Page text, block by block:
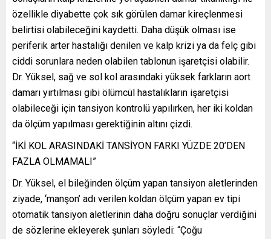
özellikle diyabette çok sık görülen damar kireçlenmesi
belirtisi olabileceğini kaydetti. Daha düşük olması ise
periferik arter hastalığı denilen ve kalp krizi ya da felç gibi
ciddi sorunlara neden olabilen tablonun işaretçisi olabilir.
Dr. Yüksel, sağ ve sol kol arasındaki yüksek farkların aort
damarı yırtılması gibi ölümcül hastalıkların işaretçisi
olabileceği için tansiyon kontrolü yapılırken, her iki koldan
da ölçüm yapılması gerektiğinin altını çizdi.
“İKİ KOL ARASINDAKİ TANSİYON FARKI YÜZDE 20’DEN
FAZLA OLMAMALI”
Dr. Yüksel, el bileğinden ölçüm yapan tansiyon aletlerinden
ziyade, ‘manşon’ adı verilen koldan ölçüm yapan ev tipi
otomatik tansiyon aletlerinin daha doğru sonuçlar verdiğini
de sözlerine ekleyerek şunları söyledi: “Çoğu